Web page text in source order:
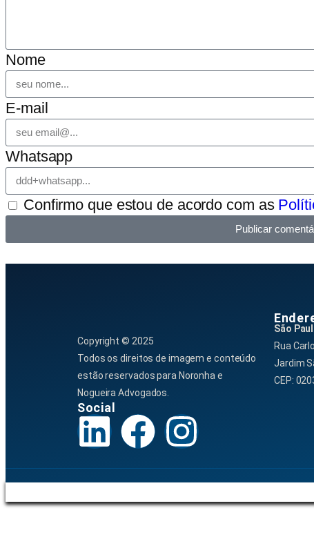
Nome
E-mail
Whatsapp
Confirmo que estou de acordo com as
Publicar
Copyright © 2025
Todos os direitos de imagem e conteúdo
estão reservados para Noronha e
Nogueira Advogados.
Social
São
Rua
Jardim
CEP: